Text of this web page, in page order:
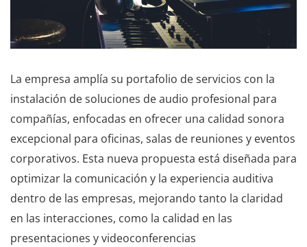
La empresa amplía su portafolio de servicios con la
instalación de soluciones de audio profesional para
compañías, enfocadas en ofrecer una calidad sonora
excepcional para oficinas, salas de reuniones y eventos
corporativos. Esta nueva propuesta está diseñada para
optimizar la comunicación y la experiencia auditiva
dentro de las empresas, mejorando tanto la claridad
en las interacciones, como la calidad en las
presentaciones y videoconferencias